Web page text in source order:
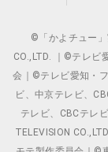
©「かよチュー
CO.,LTD. ｜©テレビ
会｜©テレビ愛知・
ビ、中京テレビ、
テレビ、CBCテレ
TELEVISION